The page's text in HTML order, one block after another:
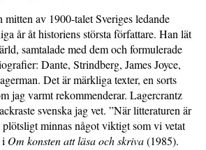
av 1900-talet Sveriges ledande
år åt historiens största författare. Han lät
samtalade med dem och formulerade
Dante, Strindberg, James Joyce,
Det är märkliga texter, en sorts
jag varmt rekommenderar. Lagercrantz
svenska jag vet. ”När litteraturen är
plötsligt minnas något viktigt som vi vetat
i Om konsten att läsa och skriva(1985).